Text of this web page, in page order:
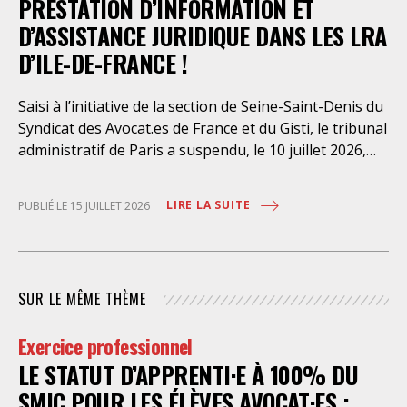
PRESTATION D’INFORMATION ET
D’ASSISTANCE JURIDIQUE DANS LES LRA
D’ILE-DE-FRANCE !
Saisi à l’initiative de la section de Seine-Saint-Denis du
Syndicat des Avocat.es de France et du Gisti, le tribunal
administratif de Paris a suspendu, le 10 juillet 2026,
juridique des étrangers maintenus dans les locaux de
droits fondamentaux des personnes retenues et
déontologiques régissant la profession d’avocat. Ainsi,
l’assistance dont bénéficient les personnes retenues,
limitée à trois heures de permanence téléphonique
PUBLIÉ LE 15 JUILLET 2026 LIRE LA SUITE
SUR LE MÊME THÈME
Exercice professionnel
LE STATUT D’APPRENTI·E À 100% DU